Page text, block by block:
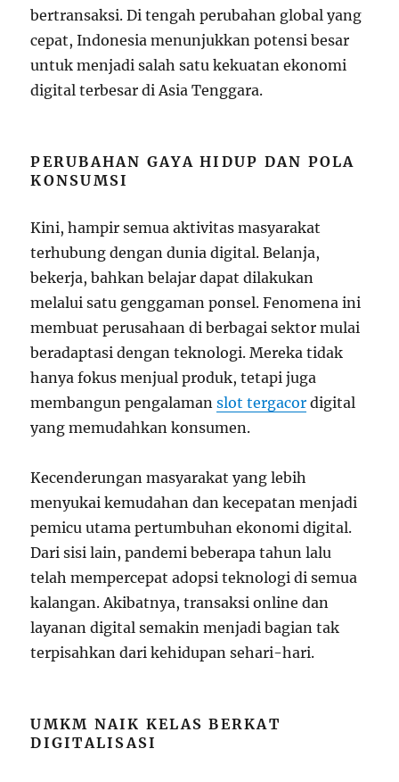
bertransaksi. Di tengah perubahan global yang
cepat, Indonesia menunjukkan potensi besar
untuk menjadi salah satu kekuatan ekonomi
digital terbesar di Asia Tenggara.
PERUBAHAN GAYA HIDUP DAN POLA
KONSUMSI
Kini, hampir semua aktivitas masyarakat
terhubung dengan dunia digital. Belanja,
bekerja, bahkan belajar dapat dilakukan
melalui satu genggaman ponsel. Fenomena ini
membuat perusahaan di berbagai sektor mulai
beradaptasi dengan teknologi. Mereka tidak
hanya fokus menjual produk, tetapi juga
membangun pengalamanslot tergacor digital
yang memudahkan konsumen.
Kecenderungan masyarakat yang lebih
menyukai kemudahan dan kecepatan menjadi
pemicu utama pertumbuhan ekonomi digital.
Dari sisi lain, pandemi beberapa tahun lalu
telah mempercepat adopsi teknologi di semua
kalangan. Akibatnya, transaksi online dan
layanan digital semakin menjadi bagian tak
terpisahkan dari kehidupan sehari-hari.
UMKM NAIK KELAS BERKAT
DIGITALISASI